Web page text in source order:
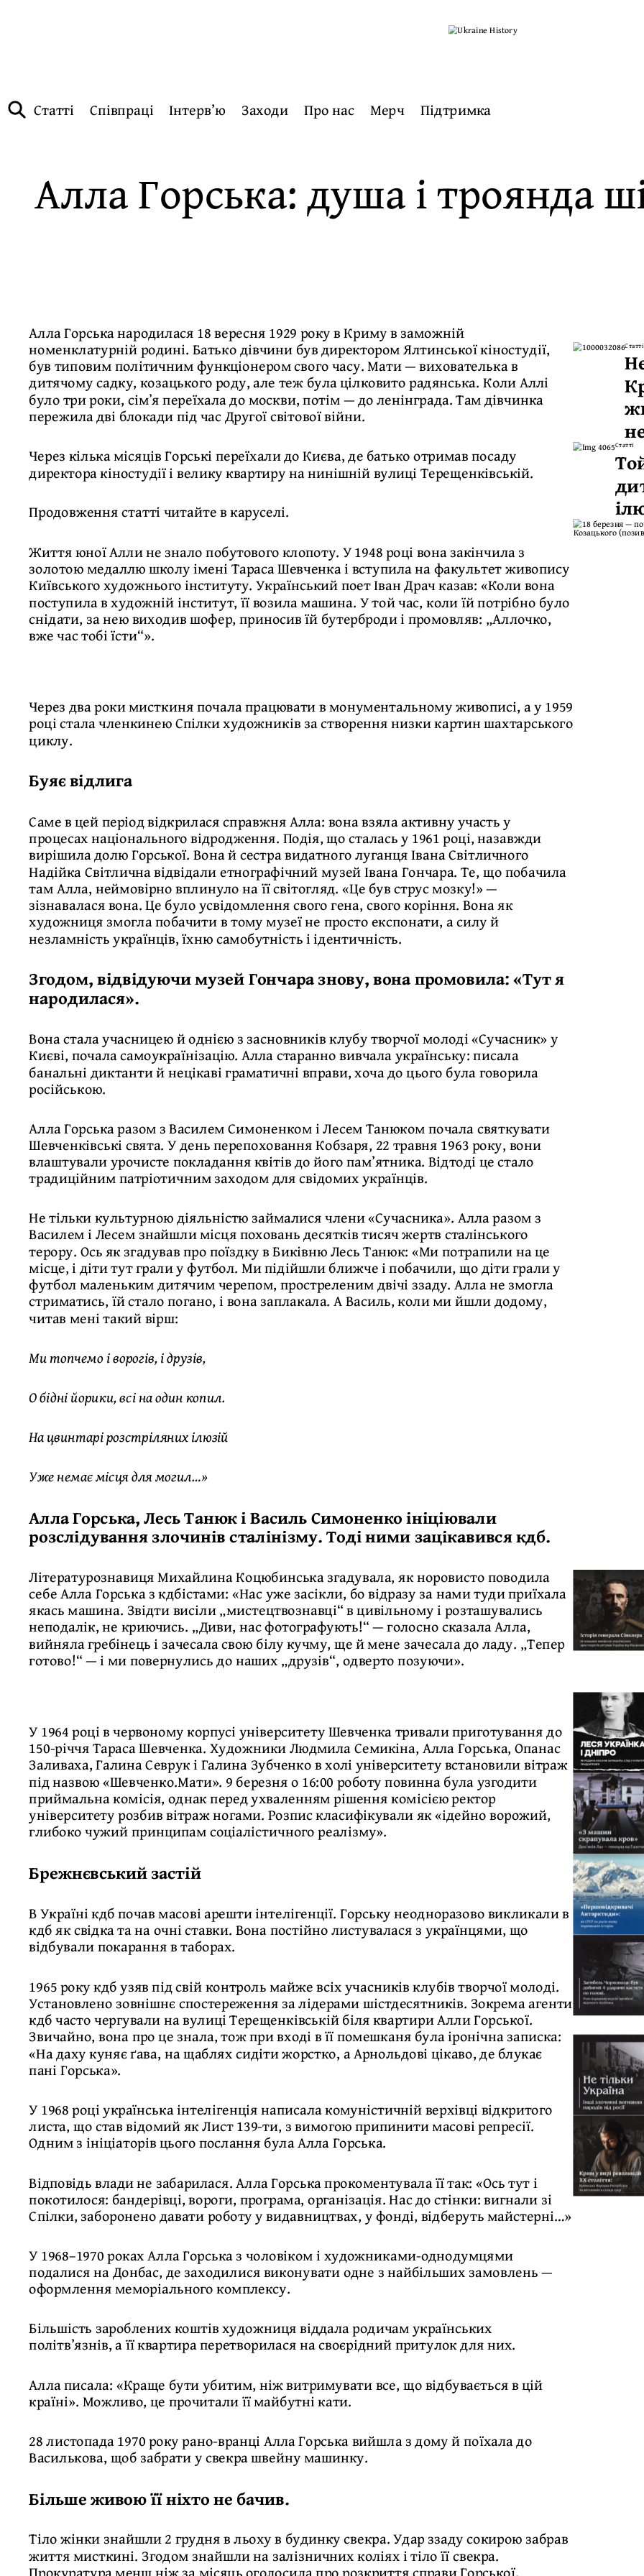
Статті Співпраці Інтерв’ю Заходи Про нас Мерч Підтримка
Алла Горська: душа і троянда
Алла Горська народилася 18 вересня 1929 року в Криму в заможній
номенклатурній родині. Батько дівчини був директором Ялтинської кіностудії,
був типовим політичним функціонером свого часу. Мати — вихователька в
дитячому садку, козацького роду, але теж була цілковито радянська. Коли Аллі
було три роки, сімʼя переїхала до москви, потім — до ленінграда. Там дівчинка
пережила дві блокади під час Другої світової війни.
Через кілька місяців Горські переїхали до Києва, де батько отримав посаду
директора кіностудії і велику квартиру на нинішній вулиці Терещенківській.
Продовження статті читайте в каруселі.
Життя юної Алли не знало побутового клопоту. У 1948 році вона закінчила з
золотою медаллю школу імені Тараса Шевченка і вступила на факультет живопису
Київського художнього інституту. Український поет Іван Драч казав: «Коли вона
поступила в художній інститут, її возила машина. У той час, коли їй потрібно було
снідати, за нею виходив шофер, приносив їй бутерброди і промовляв: „Аллочко,
вже час тобі їсти“».
Через два роки мисткиня почала працювати в монументальному живописі, а у 1959
році стала членкинею Спілки художників за створення низки картин шахтарського
циклу.
Буяє відлига
Саме в цей період відкрилася справжня Алла: вона взяла активну участь у
процесах національного відродження. Подія, що сталась у 1961 році, назавжди
вирішила долю Горської. Вона й сестра видатного луганця Івана Світличного
Надійка Світлична відвідали етнографічний музей Івана Гончара. Те, що побачила
там Алла, неймовірно вплинуло на її світогляд. «Це був струс мозку!» —
зізнавалася вона. Це було усвідомлення свого гена, свого коріння. Вона як
художниця змогла побачити в тому музеї не просто експонати, а силу й
незламність українців, їхню самобутність і ідентичність.
Згодом, відвідуючи музей Гончара знову, вона промовила: «Тут я
народилася».
Вона стала учасницею й однією з засновників клубу творчої молоді «Сучасник» у
Києві, почала самоукраїнізацію. Алла старанно вивчала українську: писала
банальні диктанти й нецікаві граматичні вправи, хоча до цього була говорила
російською.
Алла Горська разом з Василем Симоненком і Лесем Танюком почала святкувати
Шевченківські свята. У день перепоховання Кобзаря, 22 травня 1963 року, вони
влаштували урочисте покладання квітів до його пам’ятника. Відтоді це стало
традиційним патріотичним заходом для свідомих українців.
Не тільки культурною діяльністю займалися члени «Сучасника». Алла разом з
Василем і Лесем знайшли місця поховань десятків тисяч жертв сталінського
терору. Ось як згадував про поїздку в Биківню Лесь Танюк: «Ми потрапили на це
місце, і діти тут грали у футбол. Ми підійшли ближче і побачили, що діти грали у
футбол маленьким дитячим черепом, простреленим двічі ззаду. Алла не змогла
стриматись, їй стало погано, і вона заплакала. А Василь, коли ми йшли додому,
читав мені такий вірш:
Ми топчемо і ворогів, і друзів,
О бідні йорики, всі на один копил.
На цвинтарі розстріляних ілюзій
Уже немає місця для могил…»
Алла Горська, Лесь Танюк і Василь Симоненко ініціювали
розслідування злочинів сталінізму. Тоді ними зацікавився кдб.
Літературознавиця Михайлина Коцюбинська згадувала, як норовисто поводила
себе Алла Горська з кдбістами: «Нас уже засікли, бо відразу за нами туди приїхала
якась машина. Звідти висіли „мистецтвознавці“ в цивільному і розташувались
неподалік, не криючись. „Диви, нас фотографують!“ — голосно сказала Алла,
вийняла гребінець і зачесала свою білу кучму, ще й мене зачесала до ладу. „Тепер
готово!“ — і ми повернулись до наших „друзів“, одверто позуючи».
У 1964 році в червоному корпусі університету Шевченка тривали приготування до
150-річчя Тараса Шевченка. Художники Людмила Семикіна, Алла Горська, Опанас
Заливаха, Галина Севрук і Галина Зубченко в холі університету встановили вітраж
під назвою «Шевченко.Мати». 9 березня о 16:00 роботу повинна була узгодити
приймальна комісія, однак перед ухваленням рішення комісією ректор
університету розбив вітраж ногами. Розпис класифікували як «ідейно ворожий,
глибоко чужий принципам соціалістичного реалізму».
Брежнєвський застій
В Україні кдб почав масові арешти інтелігенції. Горську неодноразово викликали в
кдб як свідка та на очні ставки. Вона постійно листувалася з українцями, що
відбували покарання в таборах.
1965 року кдб узяв під свій контроль майже всіх учасників клубів творчої молоді.
Установлено зовнішнє спостереження за лідерами шістдесятників. Зокрема агенти
кдб часто чергували на вулиці Терещенківській біля квартири Алли Горської.
Звичайно, вона про це знала, тож при вході в її помешканя була іронічна записка:
«На даху куняє ґава, на щаблях сидіти жорстко, а Арнольдові цікаво, де блукає
пані Горська».
У 1968 році українська інтелігенція написала комуністичній верхівці відкритого
листа, що став відомий як Лист 139-ти, з вимогою припинити масові репресії.
Одним з ініціаторів цього послання була Алла Горська.
Відповідь влади не забарилася. Алла Горська прокоментувала її так: «Ось тут і
покотилося: бандерівці, вороги, програма, організація. Нас до стінки: вигнали зі
Спілки, заборонено давати роботу у видавництвах, у фонді, відберуть майстерні…»
У 1968–1970 роках Алла Горська з чоловіком і художниками-однодумцями
подалися на Донбас, де заходилися виконувати одне з найбільших замовлень —
оформлення меморіального комплексу.
Більшість зароблених коштів художниця віддала родичам українських
політв’язнів, а її квартира перетворилася на своєрідний притулок для них.
Алла писала: «Краще бути убитим, ніж витримувати все, що відбувається в цій
країні». Можливо, це прочитали її майбутні кати.
28 листопада 1970 року рано-вранці Алла Горська вийшла з дому й поїхала до
Василькова, щоб забрати у свекра швейну машинку.
Більше живою її ніхто не бачив.
Тіло жінки знайшли 2 грудня в льоху в будинку свекра. Удар ззаду сокирою забрав
життя мисткині. Згодом знайшли на залізничних коліях і тіло її свекра.
Статті
Статті